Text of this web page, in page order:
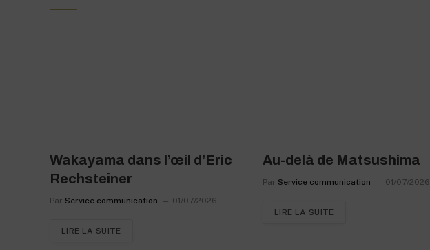
Wakayama dans l’œil d’Eric
Rechsteiner
Par Service communication 01/07/2026
LIRE LA SUITE
Au-delà de Matsushima
Par Service communication 01/07/2026
LIRE LA SUITE